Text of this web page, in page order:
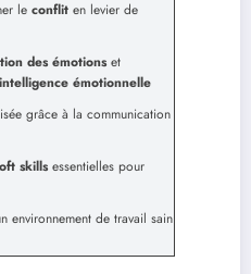
le conflit en levier de
des émotionset
intelligence émotionnelle
grâce à la communication
skillsessentielles pour
environnement de travail sain